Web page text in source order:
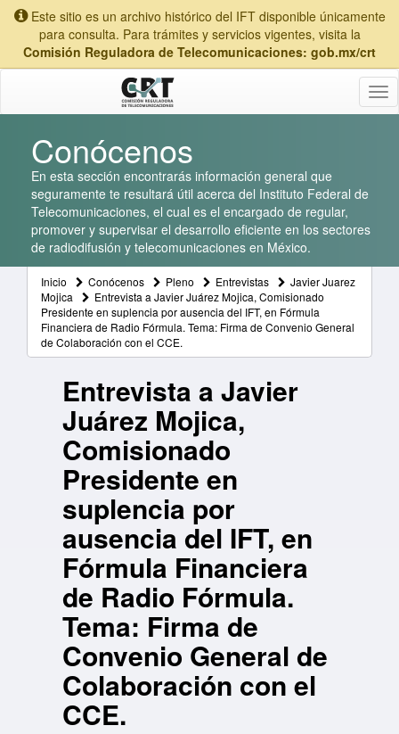
Este sitio es un archivo histórico del IFT disponible únicamente
para consulta. Para trámites y servicios vigentes, visita la
Comisión Reguladora de Telecomunicaciones: gob.mx/crt
Conócenos
En esta sección encontrarás información general que
seguramente te resultará útil acerca del Instituto Federal de
Telecomunicaciones, el cual es el encargado de regular,
promover y supervisar el desarrollo eficiente en los sectores
de radiodifusión y telecomunicaciones en México.
Inicio Conócenos Pleno Entrevistas
Javier Juarez
Mojica
Entrevista a Javier Juárez Mojica, Comisionado
Presidente en suplencia por ausencia del IFT, en Fórmula
Financiera de Radio Fórmula. Tema: Firma de Convenio General
de Colaboración con el CCE.
Entrevista a Javier
Juárez Mojica,
Comisionado
Presidente en
suplencia por
ausencia del IFT, en
Fórmula Financiera
de Radio Fórmula.
Tema: Firma de
Convenio General de
Colaboración con el
CCE.